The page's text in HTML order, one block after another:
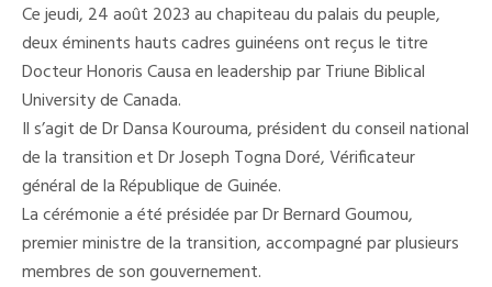
Éminents
Cadres
Obtiennent
Le
Causa
En
Leadership
Ce jeudi, 24 août 2023 au chapiteau du palais du peuple,
deux éminents hauts cadres guinéens ont reçus le titre
Docteur Honoris Causa en leadership par Triune Biblical
University de Canada.
Il s’agit de Dr Dansa Kourouma, président du conseil national
de la transition et Dr Joseph Togna Doré, Vérificateur
général de la République de Guinée.
La cérémonie a été présidée par Dr Bernard Goumou,
premier ministre de la transition, accompagné par plusieurs
membres de son gouvernement.